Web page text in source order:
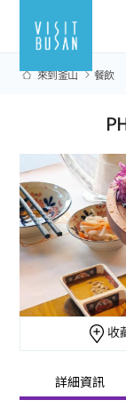
來到釜山 餐飲
收
詳細資訊